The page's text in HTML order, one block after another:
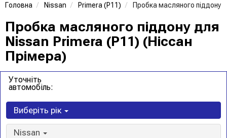
Головна Nissan Primera (P11) Пробка масляного піддону
Пробка масляного піддону для
Nissan Primera (P11) (Ніссан
Прімера)
Уточніть
автомобіль:
Виберіть рік
Nissan